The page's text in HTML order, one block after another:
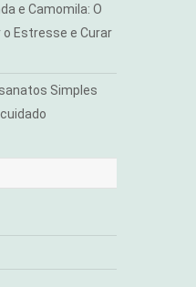
e Camomila: O
o Estresse e Curar
Simples